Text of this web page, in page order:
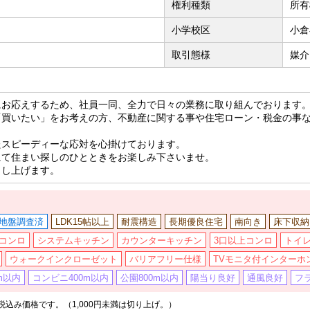
権利種類 所
小学校区 小
取引態様 媒介
応えするため、社員一同、全力で日々の業務に取り組んでおります
いたい」をお考えの方、不動産に関する事や住宅ローン・税金の事
ピーディーな応対を心掛けております。
住まい探しのひとときをお楽しみ下さいませ。
上げます。
盤調査済 LDK15帖以上 耐震構造 長期優良住宅 南向き
床下収納
ンロ
システムキッチン カウンターキッチン 3口以上コンロ
トイ
ウォークインクローゼット
バリアフリー仕様
TVモニタ付インターホ
以内
コンビニ400m以内 公園800m以内 陽当り良好 通風良好 フ
み価格です。（1,000円未満は切り上げ。）